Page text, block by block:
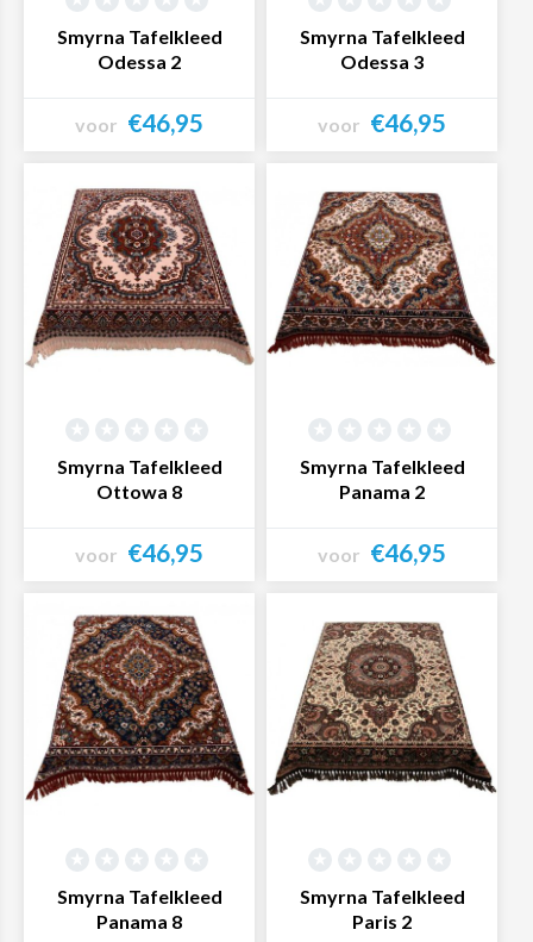
Smyrna Tafelkleed
Odessa 2
voor €46,95
Smyrna Tafelkleed
Odessa 3
voor €46,95
Smyrna Tafelkleed
Ottowa 8
voor €46,95
Smyrna Tafelkleed
Panama 2
voor €46,95
Smyrna Tafelkleed
Panama 8
Smyrna Tafelkleed
Paris 2